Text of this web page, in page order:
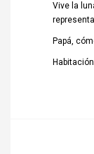
Vive la
Papá,